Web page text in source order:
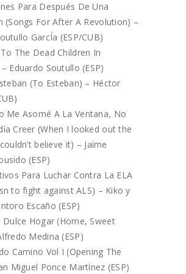
Para Después De Una
(Songs For After A Revolution) –
GarcÍa (ESP/CUB)
The Dead Children In
Eduardo Soutullo (ESP)
(To Esteban) – Héctor
Me Asomé A La Ventana, No
Creer (When I looked out the
believe it) – Jaime
(ESP)
Para Luchar Contra La ELA
to fight against ALS) – Kiko y
Escaño (ESP)
Dulce Hogar (Home, Sweet
Medina (ESP)
Camino Vol I (Opening The
Miguel Ponce Martínez (ESP)